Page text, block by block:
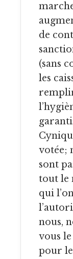
de
(sans
les
votée;
sont
tout le
qui
nous,
vous
pour